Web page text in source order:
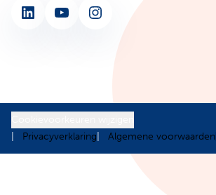
LinkedIn YouTube Instagram
Privacyverklaring
Algemene voorwaarden